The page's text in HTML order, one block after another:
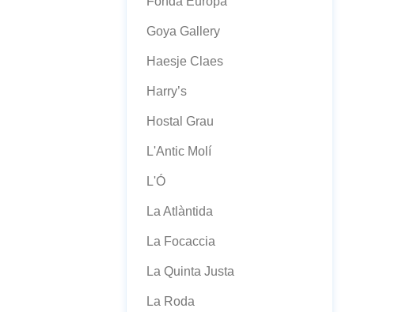
Goya Gallery
Haesje Claes
Harry’s
Hostal Grau
L'Antic Molí
L'Ó
La Atlàntida
La Focaccia
La Quinta Justa
La Roda